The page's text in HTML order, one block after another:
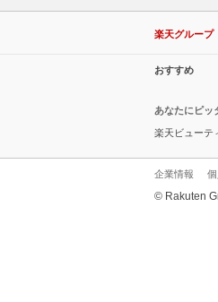
楽天グループ
おすすめ
あなたにピッ
楽天ビューテ
企業情報
© Rakuten